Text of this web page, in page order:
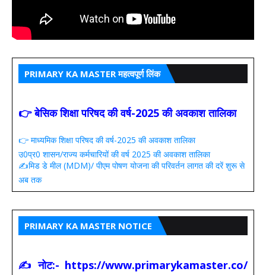
PRIMARY KA MASTER महत्वपूर्ण लिंक
👉 बेसिक शिक्षा परिषद की वर्ष-2025 की अवकाश तालिका
👉 माध्यमिक शिक्षा परिषद की वर्ष-2025 की अवकाश तालिका
उ0प्र0 शासन/राज्य कर्मचारियों की वर्ष 2025 की अवकाश तालिका
✍️मिड डे मील (MDM)/ पीएम पोषण योजना की परिवर्तन लागत की दरें शुरू से
अब तक
PRIMARY KA MASTER NOTICE
✍ नोट:- https://www.primarykamaster.co/